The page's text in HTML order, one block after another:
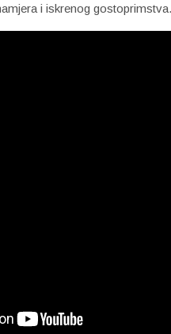
i iskrenog gostoprimstva.